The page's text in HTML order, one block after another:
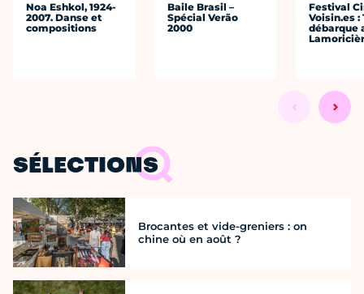
Noa Eshkol, 1924-
2007. Danse et
compositions
Baile Brasil –
Spécial Verão
2000
Festival
Voisin.es :
débarque
SÉLECTIONS
Brocantes et vide-greniers : on
chine où en août ?